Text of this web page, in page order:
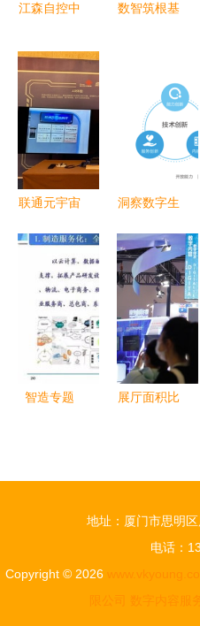
江森自控中
队成立 开
启数字化转
型新篇章
数智筑根基
度参与第五
届全民阅读
大会赋能行
联通元宇宙
推出“潮人
元宇宙”，
助推潮汕数
字经济数字
内容服务
洞察数字生
华为2018
终端云服务
白皮书揭
示“十大发
现”
智造专题
展厅面积比
高科技数字
内容服务
地址：厦门市思明
电话：
Copyright © 2026
限公司
数字内容服